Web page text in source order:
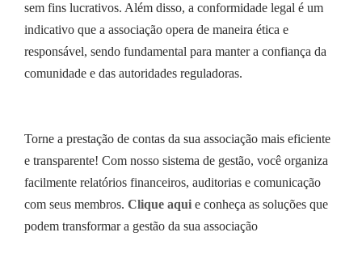
sem fins lucrativos. Além disso, a conformidade legal é um
indicativo que a associação opera de maneira ética e
responsável, sendo fundamental para manter a confiança da
comunidade e das autoridades reguladoras.
Torne a prestação de contas da sua associação mais eficiente
e transparente! Com nosso sistema de gestão, você organiza
facilmente relatórios financeiros, auditorias e comunicação
com seus membros. Clique aqui e conheça as soluções que
podem transformar a gestão da sua associação